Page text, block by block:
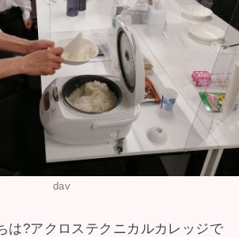
dav
は?アクロステクニカルカレッジで